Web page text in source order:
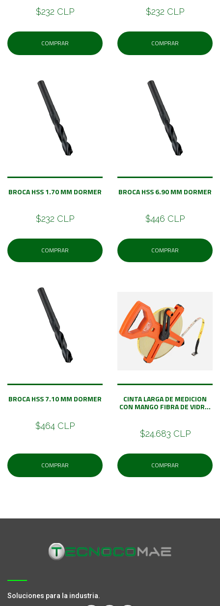
$232 CLP
COMPRAR
$232 CLP
COMPRAR
BROCA HSS 1.70 MM DORMER
$232 CLP
COMPRAR
BROCA HSS 6.90 MM DORMER
$446 CLP
COMPRAR
BROCA HSS 7.10 MM DORMER
$464 CLP
COMPRAR
CINTA LARGA DE MEDICION
CON MANGO FIBRA DE VIDR...
$24.683 CLP
COMPRAR
Soluciones para la industria.